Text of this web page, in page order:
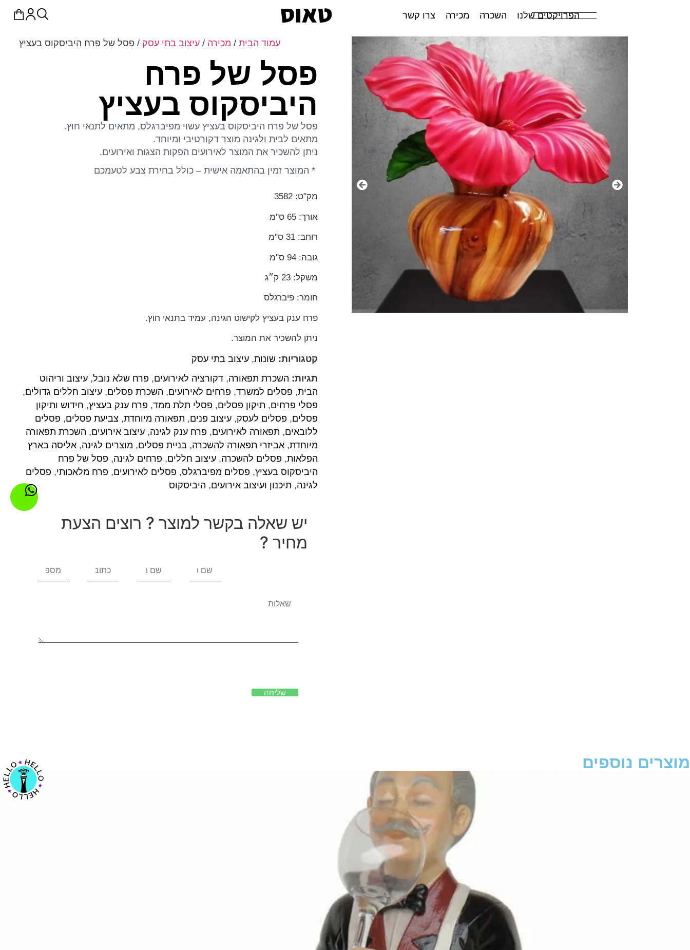
הפרויקטים שלנו השכרה מכירה צרו קשר
עמוד הבית / מכירה /עיצוב בתי עסק / פסל של פרח היביסקוס בעציץ
פסל של פרח
היביסקוס בעציץ
פסל של פרח היביסקוס בעציץ עשוי מפיברגלס, מתאים לתנאי חוץ.
מתאים לבית ולגינה מוצר דקורטיבי ומיוחד.
ניתן להשכיר את המוצר לאירועים הפקות הצגות ואירועים.
* המוצר זמין בהתאמה אישית – כולל בחירת צבע לטעמכם
מק"ט: 3582
אורך: 65 ס"מ
רוחב: 31 ס"מ
גובה: 94 ס"מ
משקל: 23 ק״ג
חומר: פיברגלס
פרח ענק בעציץ לקישוט הגינה, עמיד בתנאי חוץ.
ניתן להשכיר את המוצר.
קטגוריות: שונות, עיצוב בתי עסק
תגיות: השכרת תפאורה, דקורציה לאירועים, פרח שלא נובל, עיצוב וריהוט
הבית, פסלים למשרד, פרחים לאירועים, השכרת פסלים, עיצוב חללים גדולים,
פסלי פרחים, תיקון פסלים, פסלי תלת ממד, פרח ענק בעציץ, חידוש ותיקון
פסלים, פסלים לעסק, עיצוב פנים, תפאורה מיוחדת, צביעת פסלים, פסלים
ללובאים, תפאורה לאירועים, פרח ענק לגינה, עיצוב אירועים, השכרת תפאורה
מיוחדת, אביזרי תפאורה להשכרה, בניית פסלים, מוצרים לגינה, אליסה בארץ
הפלאות, פסלים להשכרה, עיצוב חללים, פרחים לגינה, פסל של פרח
היביסקוס בעציץ, פסלים מפיברגלס, פסלים לאירועים, פרח מלאכותי, פסלים
לגינה, תיכנון ועיצוב אירועים, היביסקוס
יש שאלה בקשר למוצר ? רוצים הצעת
מחיר ?
שליחה
מוצרים נוספים